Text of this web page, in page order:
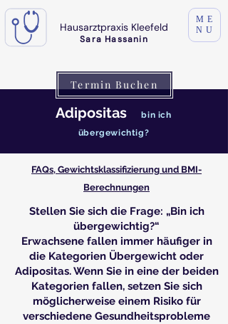
ME
NU
Hausarztpraxis Kleefeld
Sara Hassanin
Termin Buchen
Adipositas
bin ich
übergewichtig?
FAQs, Gewichtsklassifizierung und BMI-
Berechnungen
Stellen Sie sich die Frage: „Bin ich
übergewichtig?“
Erwachsene fallen immer häufiger in
die Kategorien Übergewicht oder
Adipositas. Wenn Sie in eine der beiden
Kategorien fallen, setzen Sie sich
möglicherweise einem Risiko für
verschiedene Gesundheitsprobleme